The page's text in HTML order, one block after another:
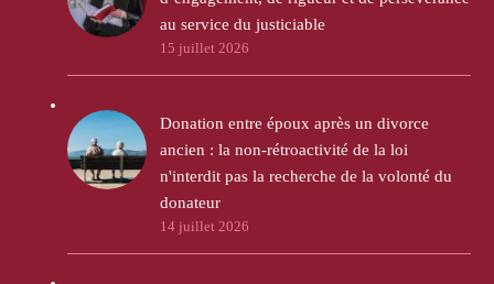
au service du justiciable
15 juillet 2026
Donation entre époux après un divorce
ancien : la non-rétroactivité de la loi
n'interdit pas la recherche de la volonté du
donateur
14 juillet 2026